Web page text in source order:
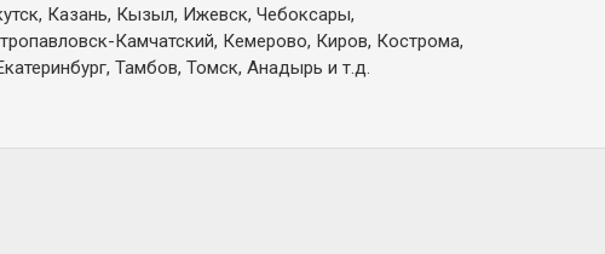
Казань, Кызыл, Ижевск, Чебоксары,
Камчатский, Кемерово, Киров, Кострома,
Тамбов, Томск, Анадырь и т.д.